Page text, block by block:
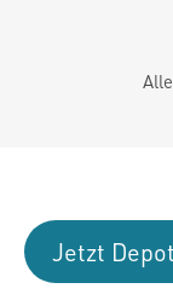
Jetzt